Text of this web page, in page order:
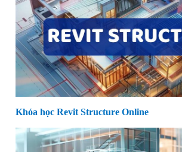
Khóa học Revit Structure Online